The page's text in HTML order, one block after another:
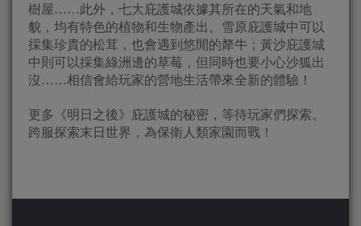
樹屋……此外，七大庇護城依據其所在的天氣和地
貌，均有特色的植物和生物產出。雪原庇護城中可以
採集珍貴的松茸，也會遇到悠閒的犛牛；黃沙庇護城
中則可以採集綠洲邊的草莓，但同時也要小心沙狐出
沒……相信會給玩家的營地生活帶來全新的體驗！
更多《明日之後》庇護城的秘密，等待玩家們探索。
跨服探索末日世界，為保衛人類家園而戰！